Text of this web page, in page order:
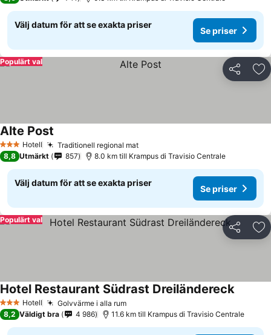
Välj datum för att se exakta priser
Se priser
Dela
Populärt val
3 StjärnorHotell Traditionell regional matSe priser
Alte Post
8,8 Utmärkt 857 8.0 km till Krampus di Travisio Centrale
Välj datum för att se exakta priser
Se priser
Dela
Populärt val
3 StjärnorHotell Golvvärme i alla rumSe priser
Hotel Restaurant Südrast DreiländereckSe
8,2 Väldigt bra 4 986 11.6 km till Krampus di Travisio Centrale